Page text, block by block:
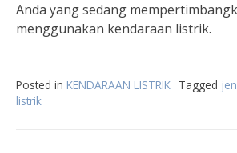
Anda yang sedang
menggunakan kendaraan listrik.
Posted in KENDARAAN LISTRIK Tagged
listrik